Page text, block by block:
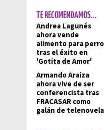
TE RECOMENDAMOS...
Andrea Lagunés
ahora vende
alimento para perro
tras el éxito en
'Gotita de Amor'
Armando Araiza
ahora vive de ser
conferencista tras
FRACASAR como
galán de